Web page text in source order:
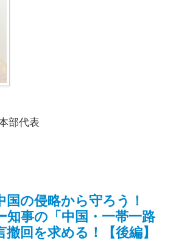
部代表
の侵略から守ろう！
事の「中国・一帯一路
回を求める！【後編】